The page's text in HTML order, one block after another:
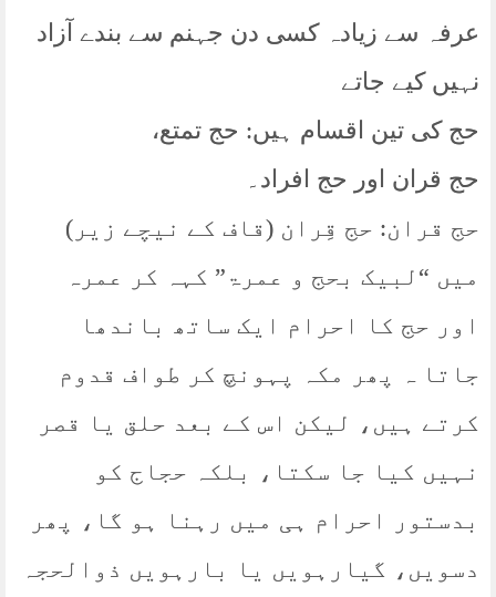
عرفہ سے زیادہ کسی دن جہنم سے بندے آزاد
نہیں کیے جاتے
حج کی تین اقسام ہیں: حج تمتع،
حج قران اور حج افراد۔
حج قران: حج قِران (قاف کے نیچے زیر)
میں “لبیک بحج و عمرۃ” کہہ کر عمرہ
اور حج کا احرام ایک ساتھ باندھا
جاتا ہ پھر مکہ پہونچ کر طواف قدوم
کرتے ہیں، لیکن اس کے بعد حلق یا قصر
نہیں کیا جا سکتا، بلکہ حجاج کو
بدستور احرام ہی میں رہنا ہو گا، پھر
دسویں، گیارہویں یا بارہویں ذوالحجہ